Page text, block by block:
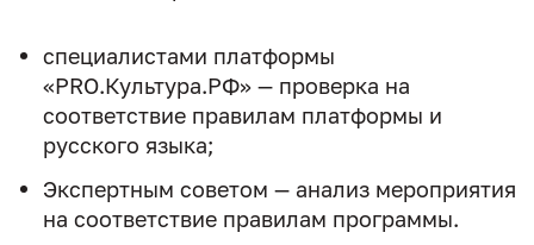
специалистами платформы
«PRO.Культура.РФ» — проверка на
соответствие правилам платформы и
русского языка;
Экспертным советом — анализ мероприятия
на соответствие правилам программы.